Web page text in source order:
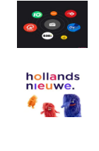
Radio
televisie